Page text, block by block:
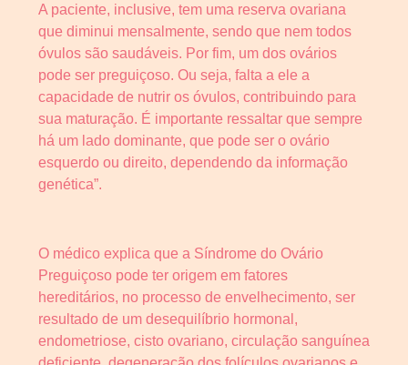
A paciente, inclusive, tem uma reserva ovariana
que diminui mensalmente, sendo que nem todos
óvulos são saudáveis. Por fim, um dos ovários
pode ser preguiçoso. Ou seja, falta a ele a
capacidade de nutrir os óvulos, contribuindo para
sua maturação. É importante ressaltar que sempre
há um lado dominante, que pode ser o ovário
esquerdo ou direito, dependendo da informação
genética”.
O médico explica que a Síndrome do Ovário
Preguiçoso pode ter origem em fatores
hereditários, no processo de envelhecimento, ser
resultado de um desequilíbrio hormonal,
endometriose, cisto ovariano, circulação sanguínea